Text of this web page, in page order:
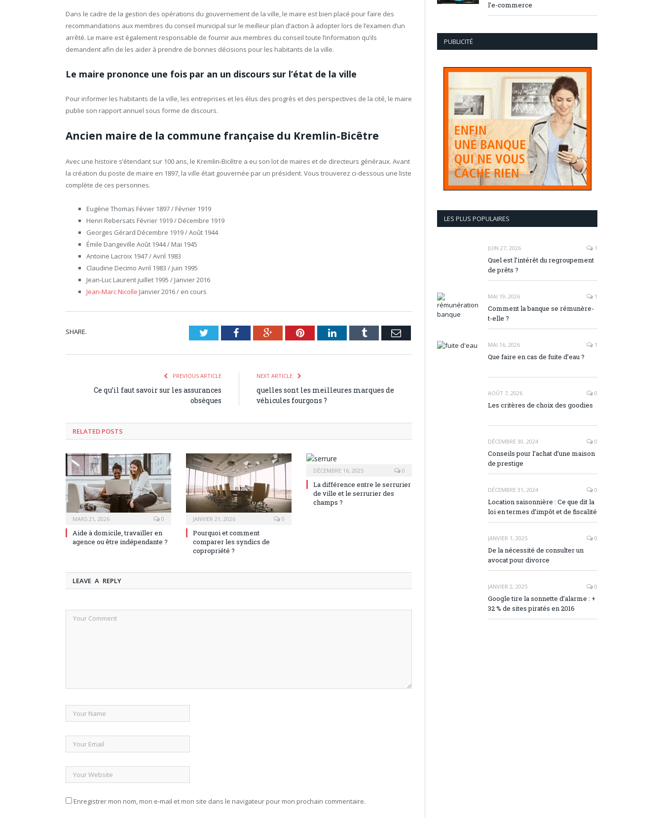
Dans le cadre de la gestion des opérations du gouvernement de la ville, le maire est bien placé pour faire des
recommandations aux membres du conseil municipal sur le meilleur plan d’action à adopter lors de l’examen d’un
arrêté. Le maire est également responsable de fournir aux membres du conseil toute l’information qu’ils
demandent afin de les aider à prendre de bonnes décisions pour les habitants de la ville.
Le maire prononce une fois par an un discours sur l’état de la ville
Pour informer les habitants de la ville, les entreprises et les élus des progrès et des perspectives de la cité, le maire
publie son rapport annuel sous forme de discours.
Ancien maire de la commune française du Kremlin-Bicêtre
Avec une histoire s’étendant sur 100 ans, le Kremlin-Bicêtre a eu son lot de maires et de directeurs généraux. Avant
la création du poste de maire en 1897, la ville était gouvernée par un président. Vous trouverez ci-dessous une liste
complète de ces personnes.
Eugène Thomas Févier 1897 / Février 1919
Henri Rebersats Février 1919 / Décembre 1919
Georges Gérard Décembre 1919 / Août 1944
Émile Dangeville Août 1944 / Mai 1945
Antoine Lacroix 1947 / Avril 1983
Claudine Decimo Avril 1983 / juin 1995
Jean-Luc Laurent juillet 1995 / Janvier 2016
Jean-Marc Nicolle Janvier 2016 / en cours
SHARE. TwitterFacebookGoogle+PinterestLinkedInTumblr Email
PREVIOUS ARTICLE
Ce qu’il faut savoir sur les assurances
obsèques
NEXT ARTICLE
quelles sont les meilleures marques de
véhicules fourgons ?
RELATED POSTS
MARS 21, 2026 0
Aide à domicile, travailler en
agence ou être indépendante ?
JANVIER 21, 2026 0
Pourquoi et comment
comparer les syndics de
copropriété ?
DÉCEMBRE 16, 2025 0
La différence entre le serrurier
de ville et le serrurier des
champs ?
LEAVE A REPLY
Enregistrer mon nom, mon e-mail et mon site dans le navigateur pour mon prochain commentaire.
l’e-commerce
PUBLICITÉ
LES PLUS POPULAIRES
JUIN 27, 2026 1
Quel est l’intérêt du regroupement
de prêts ?
MAI 19, 2026 1
Comment la banque se rémunère-
t-elle ?
MAI 16, 2026 1
Que faire en cas de fuite d’eau ?
AOÛT 7, 2026 0
Les critères de choix des goodies
DÉCEMBRE 30, 2024 0
Conseils pour l’achat d’une maison
de prestige
DÉCEMBRE 31, 2024 0
Location saisonnière : Ce que dit la
loi en termes d’impôt et de fiscalité
JANVIER 1, 2025 0
De la nécessité de consulter un
avocat pour divorce
JANVIER 2, 2025 0
Google tire la sonnette d’alarme : +
32 % de sites piratés en 2016